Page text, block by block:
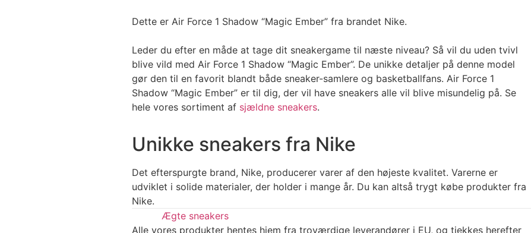
Dette er Air Force 1 Shadow “Magic Ember” fra brandet Nike.
Leder du efter en måde at tage dit sneakergame til næste niveau? Så vil du uden tvivl
blive vild med Air Force 1 Shadow “Magic Ember”. De unikke detaljer på denne model
gør den til en favorit blandt både sneaker-samlere og basketballfans. Air Force 1
Shadow “Magic Ember” er til dig, der vil have sneakers alle vil blive misundelig på. Se
hele vores sortiment af sjældne sneakers.
Unikke sneakers fra Nike
Det efterspurgte brand, Nike, producerer varer af den højeste kvalitet. Varerne er
udviklet i solide materialer, der holder i mange år. Du kan altså trygt købe produkter fra
Nike.
Ægte sneakers
Alle vores produkter hentes hjem fra troværdige leverandører i EU, og tjekkes herefter